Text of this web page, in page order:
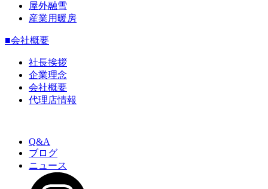
屋外融雪
産業用暖房
■会社概要
社長挨拶
企業理念
会社概要
代理店情報
Q&A
ブログ
ニュース